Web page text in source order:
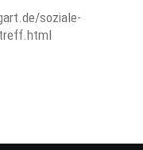
soziale-